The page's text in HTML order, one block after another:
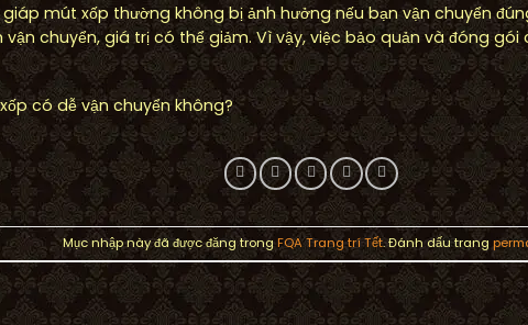
mút xốp thường không bị ảnh hưởng nếu bạn vận chuyển
chuyển, giá trị có thể giảm. Vì vậy, việc bảo quản và đóng gói
có dễ vận chuyển không?
Mục nhập này đã được đăng trongFQA Trang trí Tết. Đánh dấu trang